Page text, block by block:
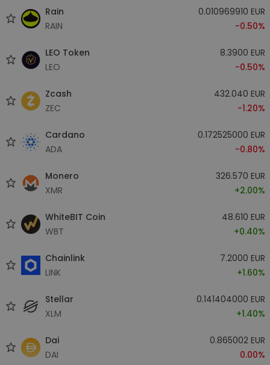
Rain
RAIN
0.010969910 EUR
-0.50%
LEO Token
LEO
8.3900 EUR
-0.50%
Zcash
ZEC
432.040 EUR
-1.20%
Cardano
ADA
0.172525000 EUR
-0.80%
Monero
XMR
326.570 EUR
+2.00%
WhiteBIT Coin
WBT
48.610 EUR
+0.40%
Chainlink
LINK
7.2000 EUR
+1.60%
Stellar
XLM
0.141404000 EUR
+1.40%
Dai
DAI
0.865002 EUR
0.00%